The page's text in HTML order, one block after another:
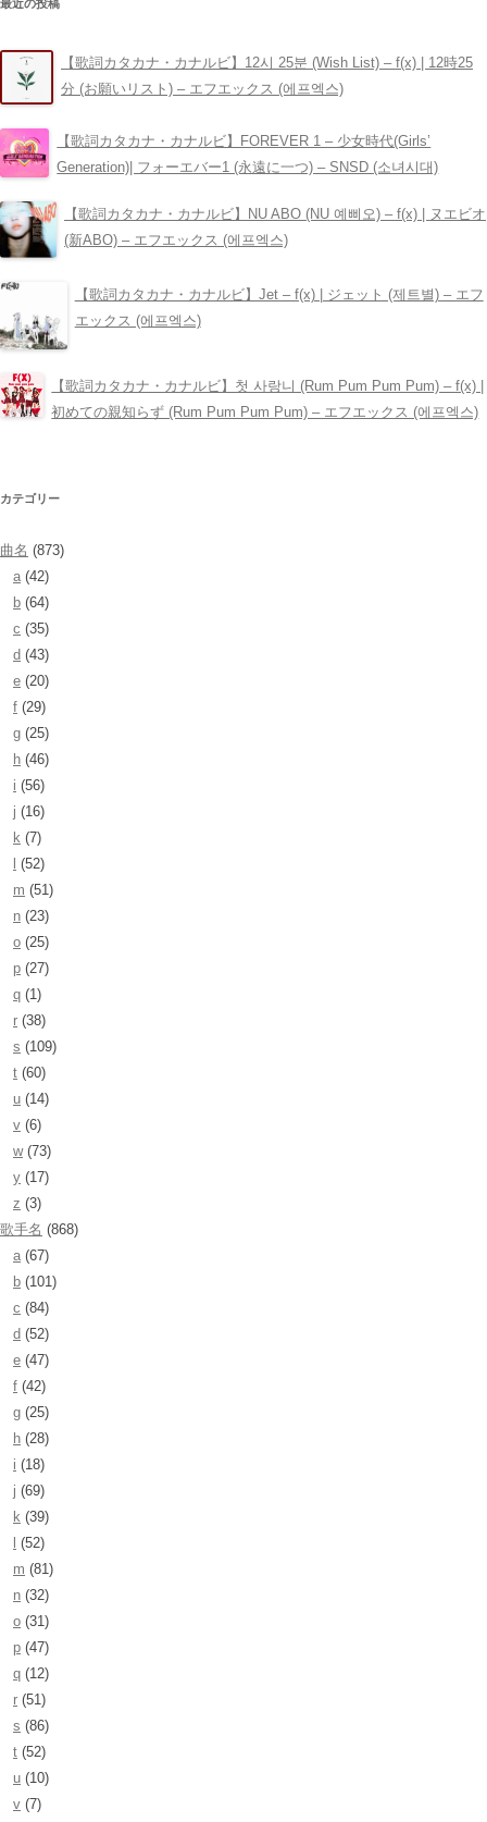
シ
ン
最近の投稿
【歌詞カタカナ・カナルビ】12시 25분 (Wish List) – ​f(x) | 12時25
分 (お願いリスト) – エフエックス (에프엑스)
【歌詞カタカナ・カナルビ】FOREVER 1 – 少女時代(Girls’
Generation)| フォーエバー1 (永遠に一つ) – SNSD (소녀시대)
【歌詞カタカナ・カナルビ】NU ABO (NU 예삐오) – ​f(x) | ヌエビオ
(新ABO) – エフエックス (에프엑스)
【歌詞カタカナ・カナルビ】Jet – ​f(x) | ジェット (제트별) – エフ
エックス (에프엑스)
【歌詞カタカナ・カナルビ】첫 사랑니 (Rum Pum Pum Pum) – ​f(x) |
初めての親知らず (Rum Pum Pum Pum) – エフエックス (에프엑스)
カテゴリー
曲名 (873)
a (42)
b (64)
c (35)
d (43)
e (20)
f (29)
g (25)
h (46)
i (56)
j (16)
k (7)
(52)
m (51)
n (23)
o (25)
p (27)
q (1)
r (38)
s (109)
t (60)
u (14)
v (6)
w(73)
y (17)
z (3)
歌手名 (868)
a (67)
b (101)
c (84)
d (52)
e (47)
f (42)
g (25)
h (28)
i (18)
j (69)
k (39)
(52)
m (81)
n (32)
o (31)
p (47)
q (12)
r (51)
s (86)
t (52)
u (10)
v (7)